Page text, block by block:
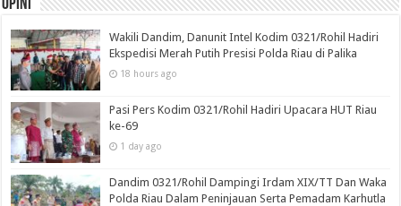
Opini
Wakili Dandim, Danunit Intel Kodim 0321/Rohil Hadiri
Ekspedisi Merah Putih Presisi Polda Riau di Palika
18 hours ago
Pasi Pers Kodim 0321/Rohil Hadiri Upacara HUT Riau
ke-69
1 day ago
Dandim 0321/Rohil Dampingi Irdam XIX/TT Dan Waka
Polda Riau Dalam Peninjauan Serta Pemadam Karhutla